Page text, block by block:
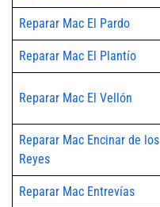
Reparar Mac El Pardo
Reparar Mac El Plantío
Reparar Mac El Vellón
Reparar Mac Encinar de los
Reyes
Reparar Mac Entrevías